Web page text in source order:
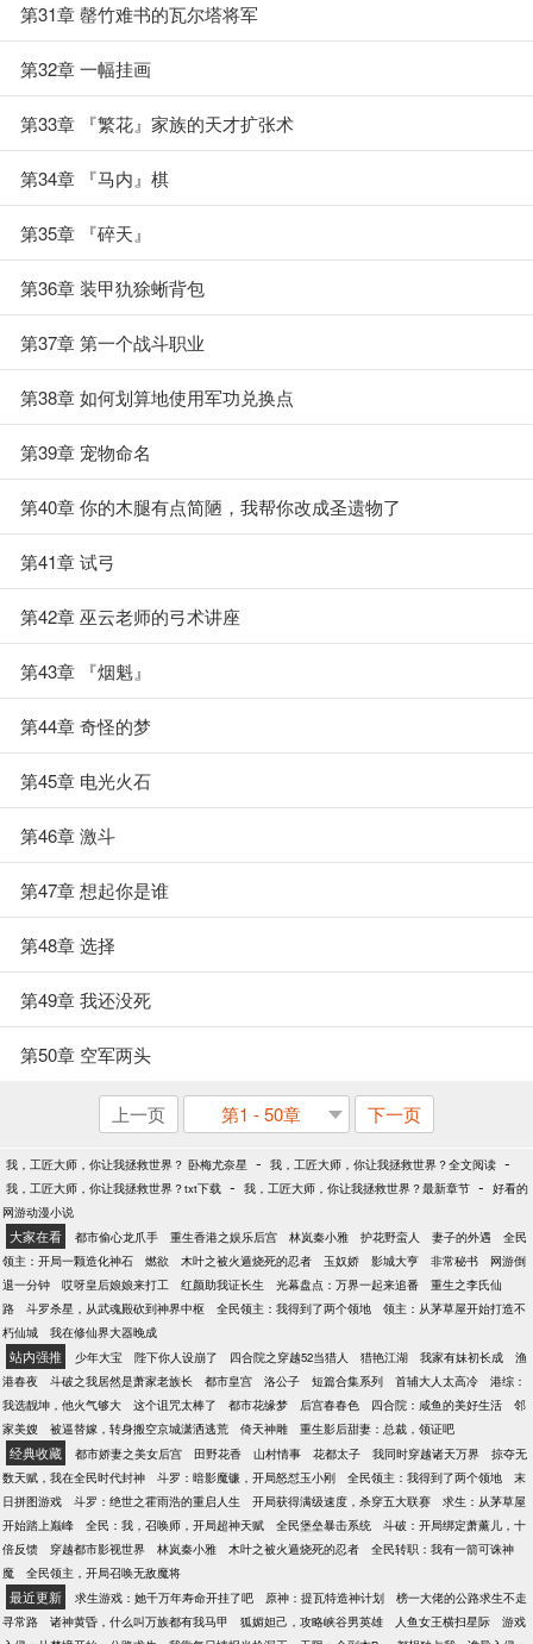
第31章 罄竹难书的瓦尔塔将军
第32章 一幅挂画
第33章 『繁花』家族的天才扩张术
第34章 『马内』棋
第35章 『碎天』
第36章 装甲犰狳蜥背包
第37章 第一个战斗职业
第38章 如何划算地使用军功兑换点
第39章 宠物命名
第40章 你的木腿有点简陋，我帮你改成圣遗物了
第41章 试弓
第42章 巫云老师的弓术讲座
第43章 『烟魁』
第44章 奇怪的梦
第45章 电光火石
第46章 激斗
第47章 想起你是谁
第48章 选择
第49章 我还没死
第50章 空军两头
上一页 第1 - 50章 下一页
我，工匠大师，你让我拯救世界？ 卧梅尤奈星 - 我，工匠大师，你让我拯救世界？全文阅读 -
我，工匠大师，你让我拯救世界？txt下载 - 我，工匠大师，你让我拯救世界？最新章节 - 好看的
网游动漫小说
大家在看 都市偷心龙爪手 重生香港之娱乐后宫 林岚秦小雅 护花野蛮人 妻子的外遇
全民
领主：开局一颗造化神石
燃欲 木叶之被火遁烧死的忍者 玉奴娇 影城大亨 非常秘书
网游倒
退一分钟
哎呀皇后娘娘来打工 红颜助我证长生 光幕盘点：万界一起来追番
重生之李氏仙
路
斗罗杀星，从武魂殿砍到神界中枢 全民领主：我得到了两个领地
领主：从茅草屋开始打造不
朽仙城
我在修仙界大器晚成
站内强推 少年大宝 陛下你人设崩了 四合院之穿越52当猎人 猎艳江湖 我家有妹初长成
渔
港春夜
斗破之我居然是萧家老族长 都市皇宫 洛公子 短篇合集系列 首辅大人太高冷
港综：
我选靓坤，他火气够大
这个诅咒太棒了 都市花缘梦 后宫春春色 四合院：咸鱼的美好生活
邻
家美嫂
被逼替嫁，转身搬空京城潇洒逃荒 倚天神雕 重生影后甜妻：总裁，领证吧
经典收藏 都市娇妻之美女后宫 田野花香 山村情事 花都太子 我同时穿越诸天万界
掠夺无
数天赋，我在全民时代封神
斗罗：暗影魔镰，开局怒怼玉小刚 全民领主：我得到了两个领地
末
日拼图游戏
斗罗：绝世之霍雨浩的重启人生 开局获得满级速度，杀穿五大联赛
求生：从茅草屋
开始踏上巅峰
全民：我，召唤师，开局超神天赋 全民堡垒暴击系统
斗破：开局绑定萧薰儿，十
倍反馈
穿越都市影视世界 林岚秦小雅 木叶之被火遁烧死的忍者
全民转职：我有一箭可诛神
魔
全民领主，开局召唤无敌魔将
最近更新 求生游戏：她千万年寿命开挂了吧 原神：提瓦特造神计划
榜一大佬的公路求生不走
寻常路
诸神黄昏，什么叫万族都有我马甲 狐媚妲己，攻略峡谷男英雄 人鱼女王横扫星际
游戏